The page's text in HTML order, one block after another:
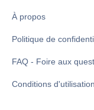
À propos
Politique de
FAQ - Foire aux
Conditions